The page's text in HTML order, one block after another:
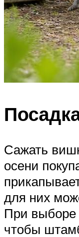
Сажать
осени
для них
При выборе
чтобы